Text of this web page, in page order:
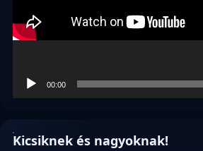
00:00
Kicsiknek és nagyoknak!